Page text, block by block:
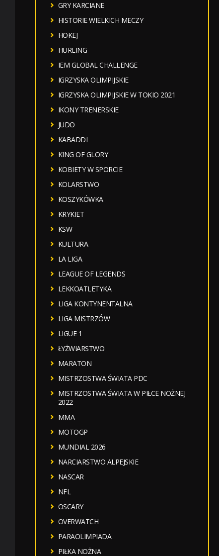
GRY KARCIANE
HISTORIE WIELKICH MECZY
HOKEJ
HURLING
IEM GLOBAL CHALLENGE
IGRZYSKA OLIMPIJSKIE
IGRZYSKA OLIMPIJSKIE W TOKIO 2021
IKONY TRENERSKIE
JUDO
KABADDI
KING OF GLORY
KOBIETY W SPORCIE
KOLARSTWO
KOSZYKÓWKA
KRYKIET
KSW
KULTURA
LA LIGA
LEAGUE OF LEGENDS
LEKKOATLETYKA
LIGA KONTYNENTALNA
LIGA MISTRZÓW
LIGUE 1
ŁYŻWIARSTWO
MARATON
MISTRZOSTWA ŚWIATA PDC
MISTRZOSTWA ŚWIATA W PIŁCE NOŻNEJ
2022
MMA
MOTOGP
MUNDIAL 2026
NARCIARSTWO ALPEJSKIE
NASCAR
NFL
OSCARY
OVERWATCH
PARAOLIMPIADA
PIŁKA NOŻNA